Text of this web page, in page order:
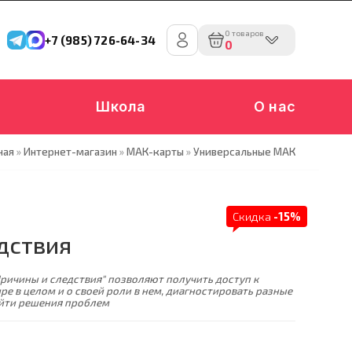
+7 (985) 726-64-34 0 товаров
0
Школа О нас
»Интернет-магазин »МАК-карты »Универсальные МАК
Скидка -15%
и следствия" позволяют получить доступ к
в целом и о своей роли в нем, диагностировать разные
решения проблем